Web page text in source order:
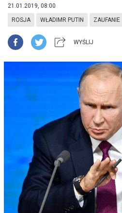
21.01.2019, 08:00
ROSJA WŁADIMR PUTIN ZAUFANIE
WYŚLIJ